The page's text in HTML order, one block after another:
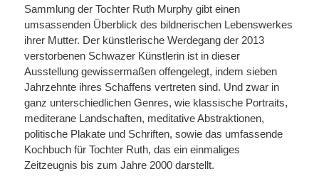
Sammlung der Tochter Ruth Murphy gibt einen
umsassenden Überblick des bildnerischen Lebenswerkes
ihrer Mutter. Der künstlerische Werdegang der 2013
verstorbenen Schwazer Künstlerin ist in dieser
Ausstellung gewissermaßen offengelegt, indem sieben
Jahrzehnte ihres Schaffens vertreten sind. Und zwar in
ganz unterschiedlichen Genres, wie klassische Portraits,
mediterane Landschaften, meditative Abstraktionen,
politische Plakate und Schriften, sowie das umfassende
Kochbuch für Tochter Ruth, das ein einmaliges
Zeitzeugnis bis zum Jahre 2000 darstellt.